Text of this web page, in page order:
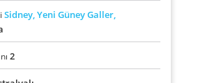
Sidney,Yeni Güney Galler,
2